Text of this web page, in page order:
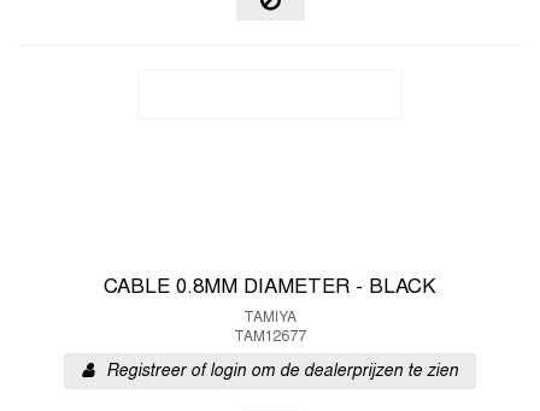
CABLE 0.8MM DIAMETER - BLACK
TAMIYA
TAM12677
Registreer of login om de dealerprijzen te zien